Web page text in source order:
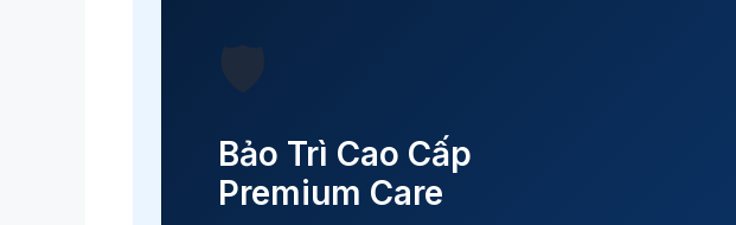
🛡️
Bảo Trì Cao Cấp
Premium Care